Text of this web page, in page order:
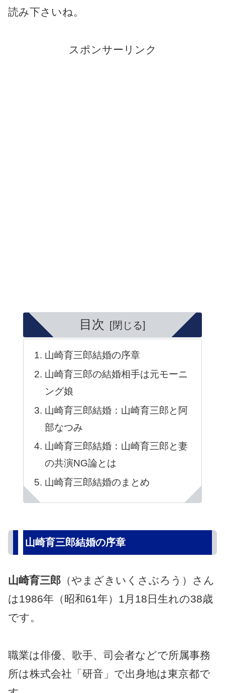
読み下さいね。
スポンサーリンク
目次
山崎育三郎結婚の序章
山崎育三郎の結婚相手は元モーニ
ング娘
山崎育三郎結婚：山崎育三郎と阿
部なつみ
山崎育三郎結婚：山崎育三郎と妻
の共演NG論とは
山崎育三郎結婚のまとめ
山崎育三郎結婚の序章
山崎育三郎 （やまざきいくさぶろう）さん
は1986年（昭和61年）1月18日生れの38歳
です。
職業は俳優、歌手、司会者などで所属事務
所は株式会社「研音」で出身地は東京都で